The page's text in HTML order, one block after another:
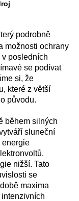
podrobně
možnosti ochrany
v posledních
se podívat
si, že
které z větší
původu.
během silných
sluneční
energie
nižší. Tato
se
maxima